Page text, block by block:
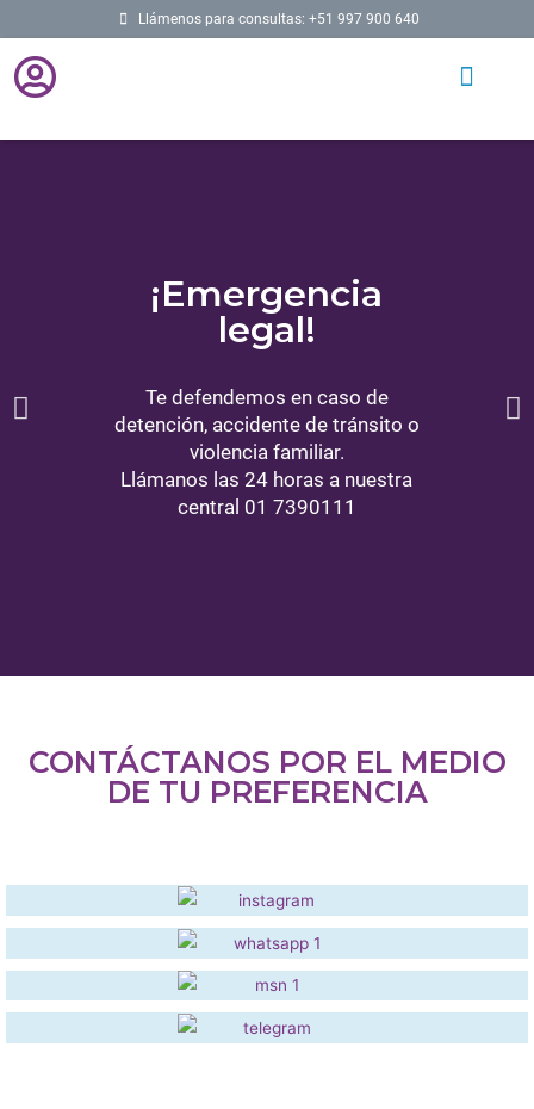
Llámenos para consultas: +51 997 900 640
¡Emergencia
legal!
Te defendemos en caso de
detención, accidente de tránsito o
violencia familiar.
Llámanos las 24 horas a nuestra
central 01 7390111
CONTÁCTANOS POR EL MEDIO
DE TU PREFERENCIA